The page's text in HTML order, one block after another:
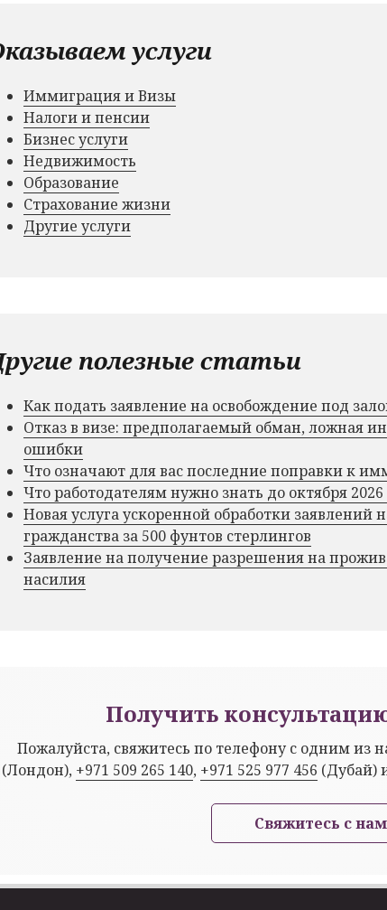
услуги
Иммиграция и Визы
Налоги и пенсии
Бизнес услуги
Недвижимость
Образование
Страхование жизни
Другие услуги
полезные статьи
Как подать заявление на освобождение под
Отказ в визе: предполагаемый обман, ложная
ошибки
Что означают для вас последние поправки к
Что работодателям нужно знать до октября 2026
Новая услуга ускоренной обработки заявлений
гражданства за 500 фунтов стерлингов
Заявление на получение разрешения на
насилия
Получить
Пожалуйста, свяжитесь по телефону с одним из
(Лондон), +971 509 265 140, +971 525 977 456 (Дубай)
Свяжитесь с